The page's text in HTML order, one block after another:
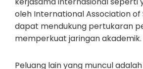
oleh International Association of
dapat mendukung pertukaran
memperkuat jaringan akademik.
Peluang lain yang muncul